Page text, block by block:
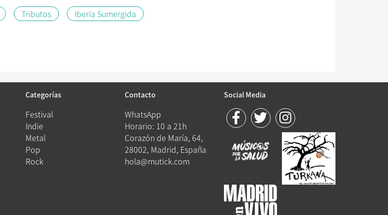
Tributos Iberia Sumergida
Categorías
Festival
Indie
Metal
Pop
Rock
Contacto
WhatsApp
Horario: 10 a 21h
Corazón de María, 64,
28002, Madrid, España
hola@mutick.com
Social Media